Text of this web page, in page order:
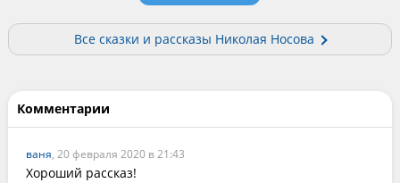
Все сказки и рассказы Николая Носова
Комментарии
ваня, 20 февраля 2020 в 21:43
Хороший рассказ!